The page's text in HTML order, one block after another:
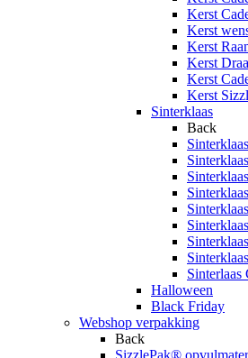
Kerst
Kerst
Kerst
Kerst
Kerst
Kerst
Sinterklaas
Back
Sinterlaas
Halloween
Black Friday
Webshop verpakking
Back
SizzlePak®